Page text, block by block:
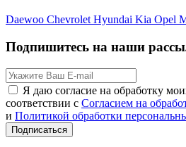
Daewoo Chevrolet Hyundai Kia Opel
Подпишитесь на наши
Я даю согласие на обработку
соответствии с Согласием на
и Политикой обработки
Подписаться